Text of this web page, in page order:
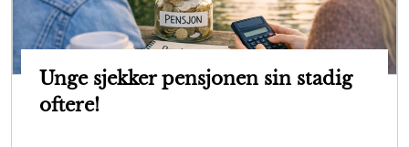
Unge sjekker pensjonen sin stadig
oftere!